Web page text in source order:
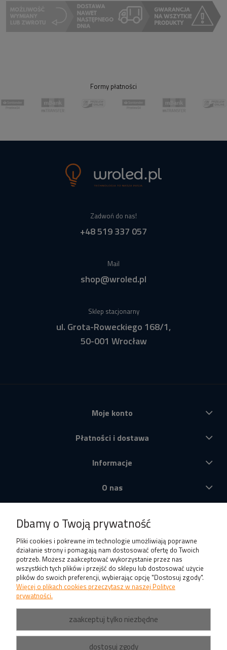
Formy płatności
Zadwoń do nas!
+48 519 337 057
Mail
shop@wroled.pl
Sklep stacjonarny
ul. Grota-Roweckiego 168/1,
50-001 Wrocław
Moje konto
Płatności i dostawa
Informacje
O nas
Dbamy o Twoją prywatność
Pliki cookies i pokrewne im technologie umożliwiają poprawne
działanie strony i pomagają nam dostosować ofertę do Twoich
potrzeb. Możesz zaakceptować wykorzystanie przez nas
wszystkich tych plików i przejść do sklepu lub dostosować użycie
plików do swoich preferencji, wybierając opcję "Dostosuj zgody".
Więcej o plikach cookies przeczytasz w naszej Polityce
prywatności.
zaakceptuj tylko niezbędne
dostosuj zgody